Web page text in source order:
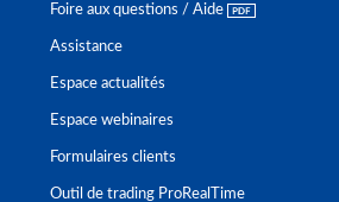
Foire aux questions / Aide
Assistance
Espace actualités
Espace webinaires
Formulaires clients
Outil de trading ProRealTime